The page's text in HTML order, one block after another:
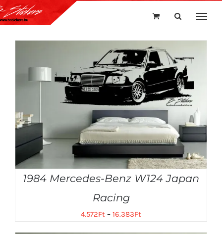
Kihagyás
1984 Mercedes-Benz W124 Japan
Racing
4.572Ft – 16.383Ft